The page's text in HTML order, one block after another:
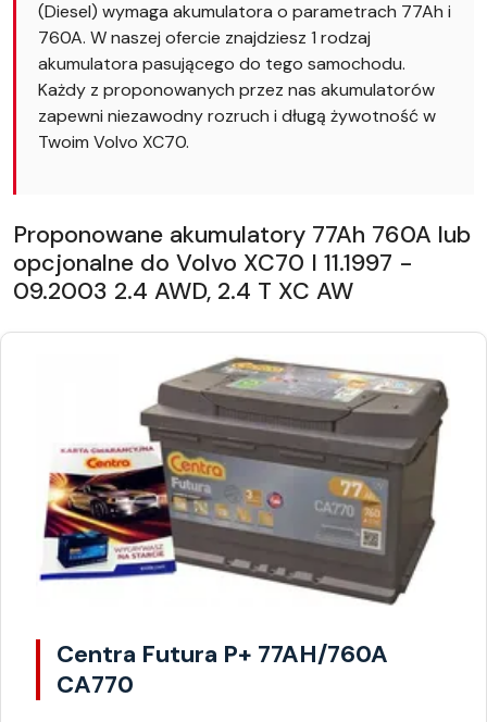
(Diesel) wymaga akumulatora o parametrach 77Ah i
760A. W naszej ofercie znajdziesz 1 rodzaj
akumulatora pasującego do tego samochodu.
Każdy z proponowanych przez nas akumulatorów
zapewni niezawodny rozruch i długą żywotność w
Twoim Volvo XC70.
Proponowane akumulatory 77Ah 760A lub
opcjonalne do Volvo XC70 I 11.1997 -
09.2003 2.4 AWD, 2.4 T XC AW
Centra Futura P+ 77AH/760A
CA770